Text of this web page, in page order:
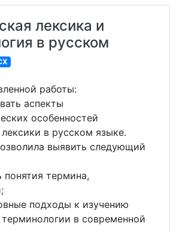
лексика и
в русском
работы:
аспекты
особенностей
в русском языке.
выявить следующий
понятия термина,
подходы к изучению
в современной